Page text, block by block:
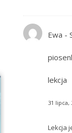
Ewa -
lekcja
31 lipca,
Lekcja